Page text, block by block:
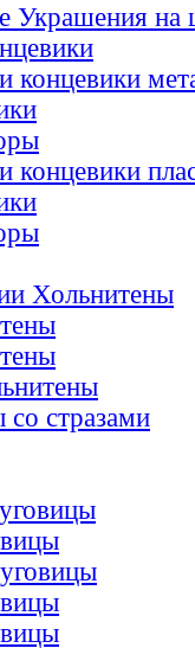
Украшения на
концевики
концевики
Хольнитены
стразами